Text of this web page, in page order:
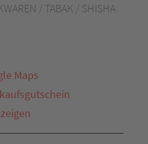
/ TABAK / SHISHA
Maps